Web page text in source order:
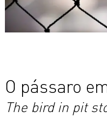
O pássaro
The bird in pit